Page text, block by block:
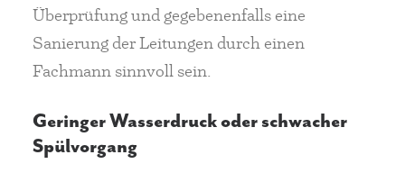
Überprüfung und gegebenenfalls eine
Sanierung der Leitungen durch einen
Fachmann sinnvoll sein.
Geringer Wasserdruck oder schwacher
Spülvorgang